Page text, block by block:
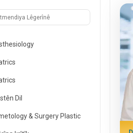
Dil
& Surgery Plastic